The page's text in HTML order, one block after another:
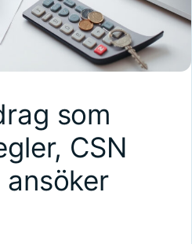
som
CSN